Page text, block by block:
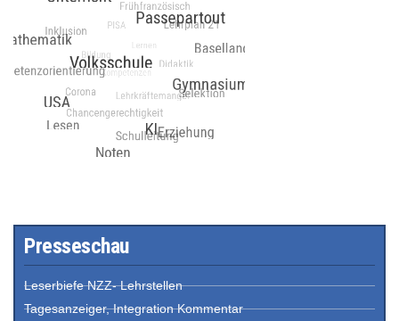
Presseschau
Leserbiefe NZZ- Lehrstellen
Tagesanzeiger, Integration Kommentar